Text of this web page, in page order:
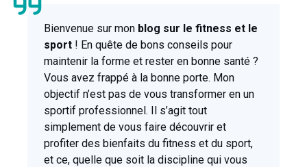
Bienvenue sur mon blog sur le fitness et le
sport ! En quête de bons conseils pour
maintenir la forme et rester en bonne santé ?
Vous avez frappé à la bonne porte. Mon
objectif n’est pas de vous transformer en un
sportif professionnel. Il s’agit tout
simplement de vous faire découvrir et
profiter des bienfaits du fitness et du sport,
et ce, quelle que soit la discipline qui vous